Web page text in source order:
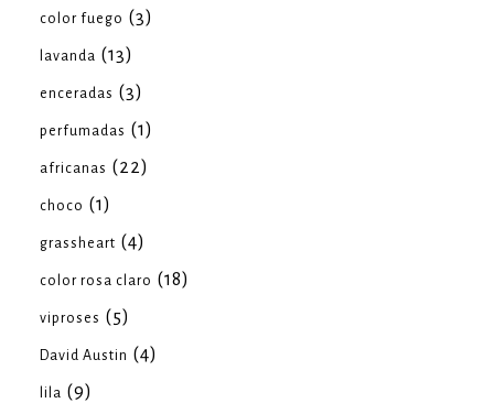
color fuego (3)
lavanda (13)
enceradas (3)
perfumadas (1)
africanas (22)
choco (1)
grassheart (4)
color rosa claro (18)
viproses (5)
David Austin (4)
lila (9)